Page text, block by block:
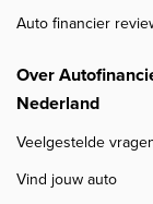
Auto financier
Over
Nederland
Veelgestelde
Vind jouw auto